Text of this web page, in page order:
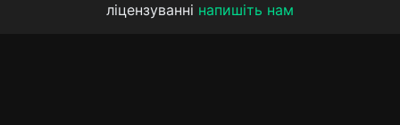
ліцензуванні напишіть нам